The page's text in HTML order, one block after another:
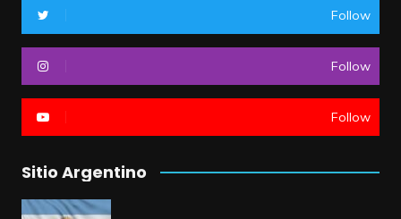
Follow
Follow
Follow
Sitio Argentino